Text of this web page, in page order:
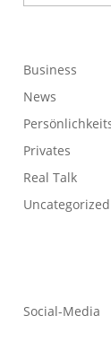
Business
News
Privates
Real Talk
Uncategorized
Social-Media